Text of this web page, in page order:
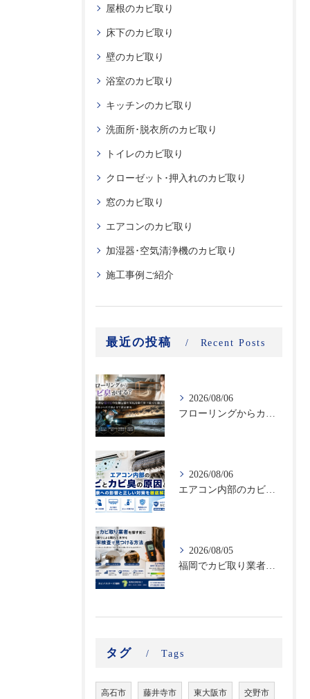
屋根のカビ取り
床下のカビ取り
壁のカビ取り
浴室のカビ取り
キッチンのカビ取り
洗面所･脱衣所のカビ取り
トイレのカビ取り
クローゼット･押入れのカビ取り
窓のカビ取り
エアコンのカビ取り
加湿器･空気清浄機のカビ取り
施工事例ご紹介
最近の投稿 Recent Posts
2026/08/06
フローリングからカビ臭がする？床下に潜む黒カビの恐怖と建材劣化を防ぐ床下除カビ施工｜原因調査から再発防止まで徹底解説
2026/08/06
エアコン内部のカビとカビ臭の原因とは？健康への影響と正しい対策を徹底解説
2026/08/05
福岡でカビ取り業者を探す前に｜結露・雨漏りによる隠れた水分を含水率検査で見つける方法
タグ Tags
高石市 藤井寺市 東大阪市 交野市